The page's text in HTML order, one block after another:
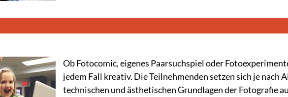
Ob Fotocomic, eigenes Paarsuchspiel oder
jedem Fall kreativ. Die Teilnehmenden setzen sich je nach
technischen und ästhetischen Grundlagen der Fotografie